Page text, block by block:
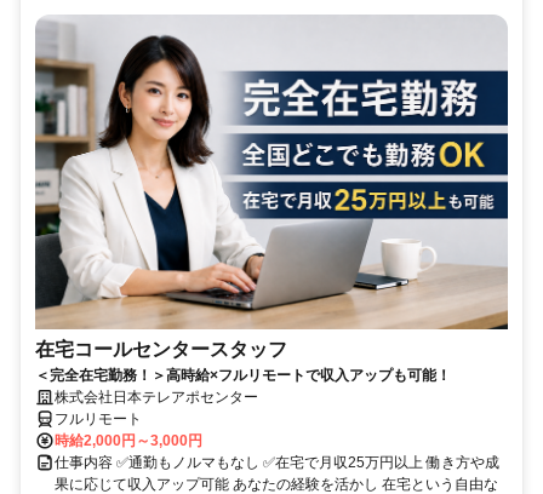
在宅コールセンタースタッフ
＜完全在宅勤務！＞高時給×フルリモートで収入アップも可能！
株式会社日本テレアポセンター
フルリモート
時給2,000円～3,000円
仕事内容 ✅通勤もノルマもなし ✅在宅で月収25万円以上 働き方や成
果に応じて収入アップ可能 あなたの経験を活かし 在宅という自由な